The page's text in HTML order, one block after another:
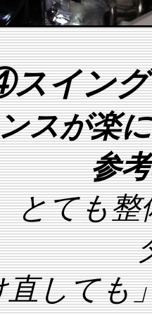
イング
スが楽
参
とても
しても